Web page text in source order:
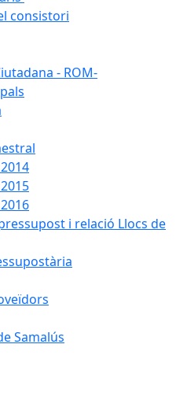
consistori
- ROM-
2014
2015
2016
i relació Llocs de
Samalús